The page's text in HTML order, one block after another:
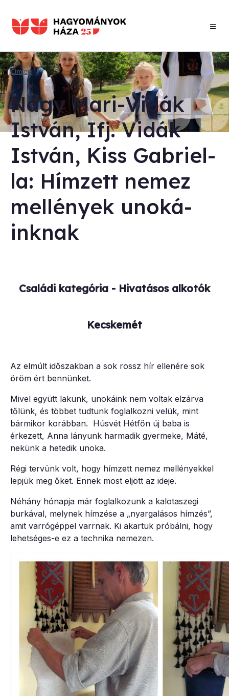
tartalomra
Morzsa
Címlap
Nagy Ma­ri-Vi­dák
Ist­ván, Ifj. Vi­dák
Ist­ván, Kiss Gab­ri­el­
la: Hím­zett ne­mez
mel­lé­nyek uno­ká­
ink­nak
Családi kategória - Hivatásos alkotók
Kecskemét
Az elmúlt időszakban a sok rossz hír ellenére sok
öröm ért bennünket.
Mivel együtt lakunk, unokáink nem voltak elzárva
tőlünk, és többet tudtunk foglalkozni velük, mint
bármikor korábban. Húsvét Hétfőn új baba is
érkezett, Anna lányunk harmadik gyermeke, Máté,
nekünk a hetedik unoka.
Régi tervünk volt, hogy hímzett nemez mellényekkel
lepjük meg őket. Ennek most eljött az ideje.
Néhány hónapja már foglalkozunk a kalotaszegi
burkával, melynek hímzése a „nyargalásos hímzés”,
amit varrógéppel varrnak. Ki akartuk próbálni, hogy
lehetséges-e ez a technika nemezen.